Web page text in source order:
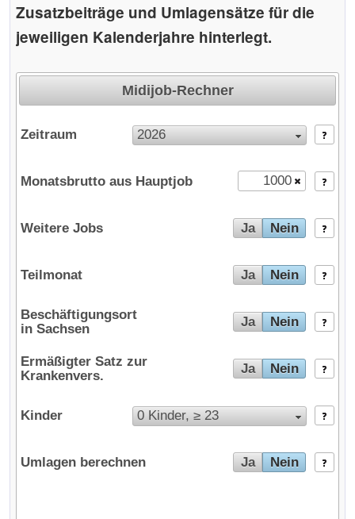
Zusatzbeiträge und Umlagensätze für die
jeweiligen Kalenderjahre hinterlegt.
Der Rechner wird geladen ...
Midijob-Rechner
Zeitraum 2026
Monatsbrutto aus Hauptjob
Weitere Jobs Ja Nein
Teilmonat Ja Nein
Beschäftigungsort
in Sachsen
Ja Nein
Ermäßigter Satz zur
Krankenvers.
Ja Nein
Kinder 0 Kinder, ≥ 23
Umlagen berechnen Ja Nein